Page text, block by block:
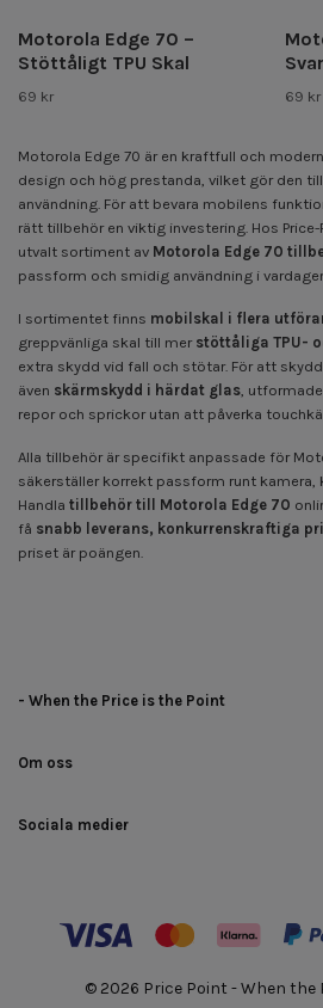
Motorola Edge 70 –
Stöttåligt TPU Skal
69 kr 69 kr
Motorola Edge 70 är en kraftfull och
design och hög prestanda, vilket gör den
användning. För att bevara mobilens
rätt tillbehör en viktig investering. Hos
utvalt sortiment av Motorola Edge 70
passform och smidig användning i
I sortimentet finns mobilskal i flera
greppvänliga skal till mer stöttåliga TPU-
extra skydd vid fall och stötar. För att
även skärmskydd i härdat glas ,
repor och sprickor utan att påverka
Alla tillbehör är specifikt anpassade för
säkerställer korrekt passform runt kamera,
Handla tillbehör till Motorola Edge 70
få snabb leverans, konkurrenskraftiga
priset är poängen.
- When the Price is the Point
Om oss
Sociala medier
© 2026 Price Point - When the